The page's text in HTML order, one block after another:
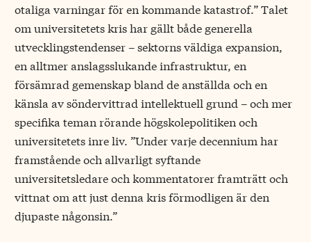
otaliga varningar för en kommande katastrof.” Talet
om universitetets kris har gällt både generella
utvecklingstendenser – sektorns väldiga expansion,
en alltmer anslagsslukande infrastruktur, en
försämrad gemenskap bland de anställda och en
känsla av söndervittrad intellektuell grund – och mer
specifika teman rörande högskolepolitiken och
universitetets inre liv. ”Under varje decennium har
framstående och allvarligt syftande
universitetsledare och kommentatorer framträtt och
vittnat om att just denna kris förmodligen är den
djupaste någonsin.”